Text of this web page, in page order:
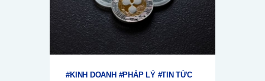
KINH DOANH PHÁP LÝ TIN TỨC